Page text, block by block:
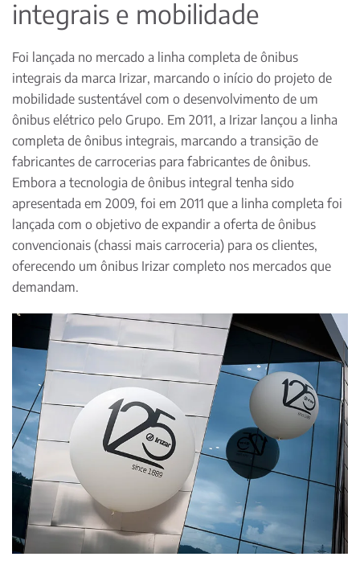
integrais e mobilidade
Foi lançada no mercado a linha completa de ônibus
integrais da marca Irizar, marcando o início do projeto de
mobilidade sustentável com o desenvolvimento de um
ônibus elétrico pelo Grupo. Em 2011, a Irizar lançou a linha
completa de ônibus integrais, marcando a transição de
fabricantes de carrocerias para fabricantes de ônibus.
Embora a tecnologia de ônibus integral tenha sido
apresentada em 2009, foi em 2011 que a linha completa foi
lançada com o objetivo de expandir a oferta de ônibus
convencionais (chassi mais carroceria) para os clientes,
oferecendo um ônibus Irizar completo nos mercados que
demandam.